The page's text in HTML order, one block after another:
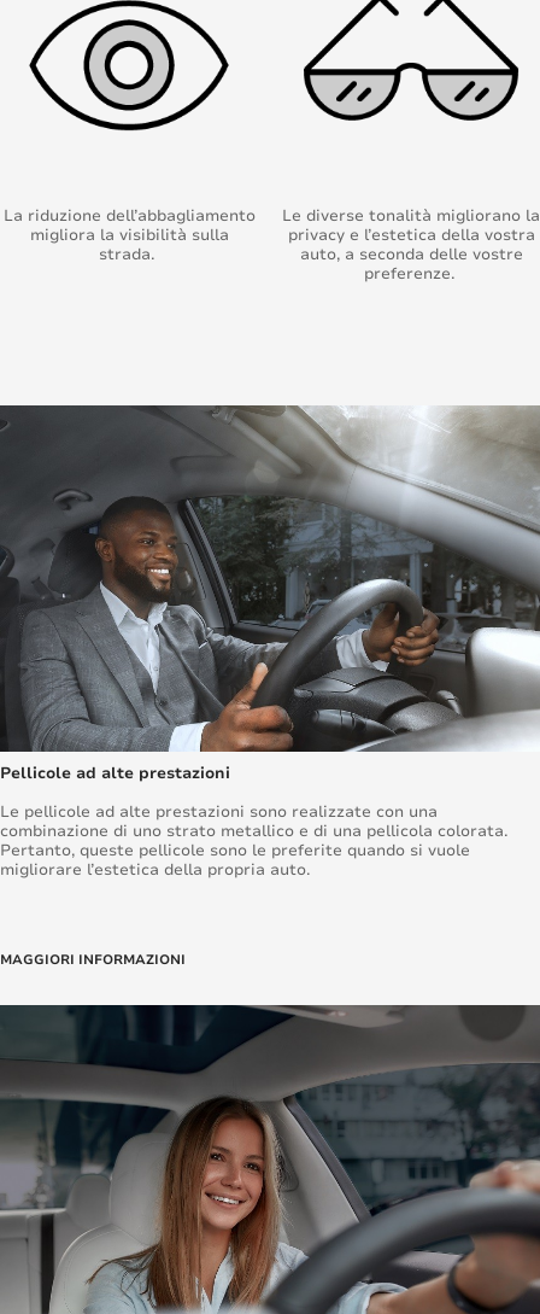
La riduzione dell’abbagliamento
migliora la visibilità sulla
strada.
Le diverse tonalità migliorano la
privacy e l’estetica della vostra
auto, a seconda delle vostre
preferenze.
Pellicole ad alte prestazioni
Le pellicole ad alte prestazioni sono realizzate con una
combinazione di uno strato metallico e di una pellicola colorata.
Pertanto, queste pellicole sono le preferite quando si vuole
migliorare l’estetica della propria auto.
MAGGIORI INFORMAZIONI